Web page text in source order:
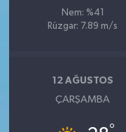
Nem: %41
Rüzgar: 7.89 m/s
12 AĞUSTOS
ÇARŞAMBA